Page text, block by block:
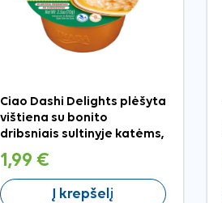
Ciao Dashi Delights plėšyta
vištiena su bonito
dribsniais sultinyje katėms,
70 g
1,99 €
Į krepšelį